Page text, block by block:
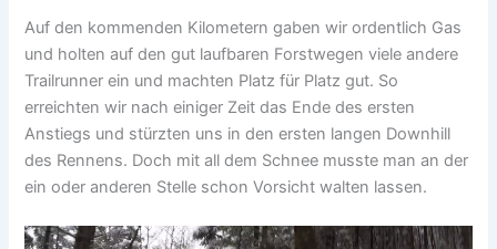
Auf den kommenden Kilometern gaben wir ordentlich Gas
und holten auf den gut laufbaren Forstwegen viele andere
Trailrunner ein und machten Platz für Platz gut. So
erreichten wir nach einiger Zeit das Ende des ersten
Anstiegs und stürzten uns in den ersten langen Downhill
des Rennens. Doch mit all dem Schnee musste man an der
ein oder anderen Stelle schon Vorsicht walten lassen.